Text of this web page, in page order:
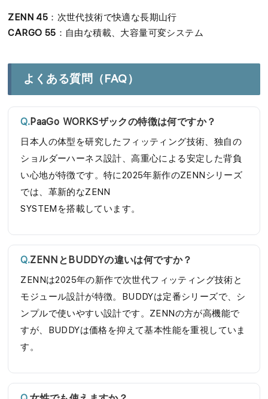
ZENN 45 ：次世代技術で快適な長期山行
CARGO 55 ：自由な積載、大容量可変システム
よくある質問（FAQ）
PaaGo WORKSザックの特徴は何ですか？
日本人の体型を研究したフィッティング技術、独自の
ショルダーハーネス設計、高重心による安定した背負
い心地が特徴です。特に2025年新作のZENNシリーズ
では、革新的なZENN
SYSTEMを搭載しています。
ZENNとBUDDYの違いは何ですか？
ZENNは2025年の新作で次世代フィッティング技術と
モジュール設計が特徴。BUDDYは定番シリーズで、シ
ンプルで使いやすい設計です。ZENNの方が高機能で
すが、BUDDYは価格を抑えて基本性能を重視していま
す。